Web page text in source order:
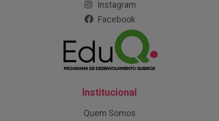
Instagram
Facebook
Institucional
Quem Somos